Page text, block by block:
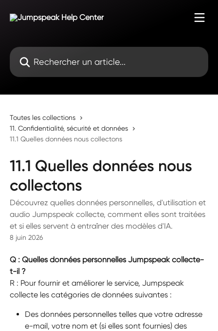
Rechercher un article...
Toutes les collections
11. Confidentialité, sécurité et données
11.1 Quelles données nous collectons
11.1 Quelles données nous
collectons
Découvrez quelles données personnelles, d'utilisation et
audio Jumpspeak collecte, comment elles sont traitées
et si elles servent à entraîner des modèles d'IA.
8 juin 2026
Q : Quelles données personnelles Jumpspeak collecte-
t-il ?
R : Pour fournir et améliorer le service, Jumpspeak
collecte les catégories de données suivantes :
Des données personnelles telles que votre adresse
e-mail, votre nom et (si elles sont fournies) des